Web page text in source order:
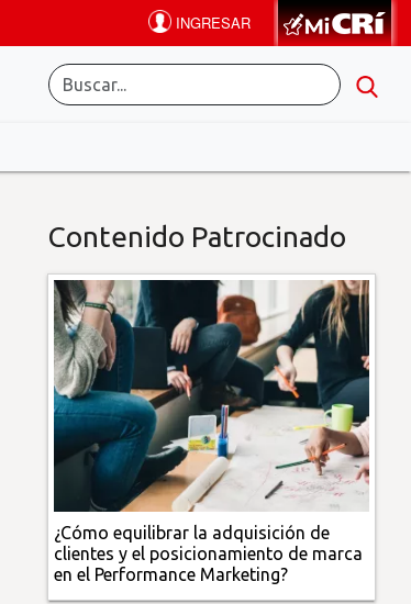
Contenido Patrocinado
¿Cómo equilibrar la adquisición de
clientes y el posicionamiento de marca
en el Performance Marketing?